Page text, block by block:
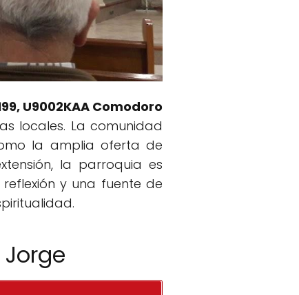
U9002KAA Comodoro
locales. La comunidad
la amplia oferta de
la parroquia es
y una fuente de